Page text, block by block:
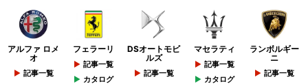
アルファ ロメ
オ
記事一覧
フェラーリ
記事一覧
カタログ
DSオートモビ
ルズ
記事一覧
マセラティ
記事一覧
カタログ
ランボルギー
ニ
記事一覧